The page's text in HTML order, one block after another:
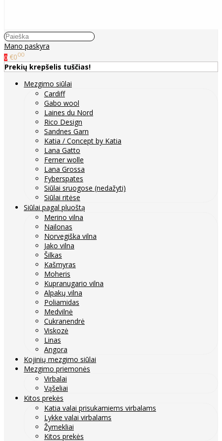
Mano paskyra
0 €000
Prekių krepšelis tuščias!
Mezgimo siūlai
Cardiff
Gabo wool
Laines du Nord
Rico Design
Sandnes Garn
Katia / Concept by Katia
Lana Gatto
Ferner wolle
Lana Grossa
Fyberspates
Siūlai sruogose (nedažyti)
Siūlai ritėse
Siūlai pagal pluoštą
Merino vilna
Nailonas
Norvegiška vilna
Jako vilna
Šilkas
Kašmyras
Moheris
Kupranugario vilna
Alpakų vilna
Poliamidas
Medvilnė
Cukranendrė
Viskozė
Linas
Angora
Kojinių mezgimo siūlai
Mezgimo priemonės
Virbalai
Vąšeliai
Kitos prekės
Katia valai prisukamiems virbalams
Lykke valai virbalams
Žymekliai
Kitos prekės